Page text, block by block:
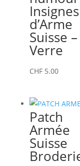
Insignes
d’Arme
Suisse –
Verre
CHF5.00
Patch
Armée
Suisse